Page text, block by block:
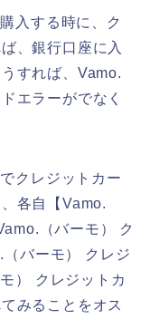
入する時に、ク
、銀行口座に入
すれば、Vamo.
エラーがでなく
クレジットカー
各自【Vamo.
（バーモ） ク
バーモ） クレジ
） クレジットカ
みることをオス